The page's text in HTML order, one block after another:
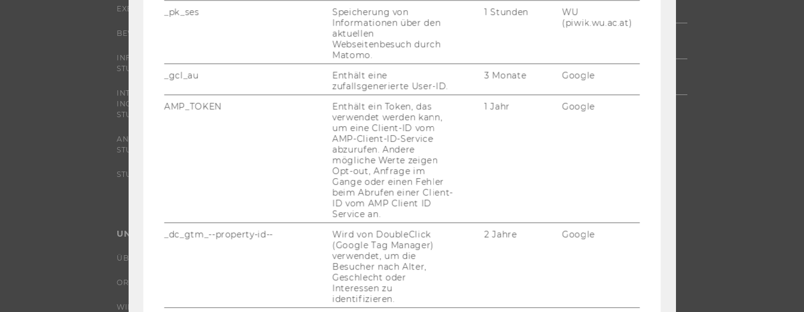
EXECUTIVE EDUCATION
BEWERBUNG UND ZULASSUNG
INFORMATIONEN FÜR
STUDIERENDE
INTERNATIONALE UND
INCOMING EXCHANGE
STUDIERENDE
ANGEBOTE FÜR SCHULEN UND
STUDIENINTERESSIERTE
STUDENT CLUBS
FORSCHUNGSINFRASTRUKTUR
UNIVERSITÄT
ÜBER DIE WU
ORGANISATION
WIRTSCHAFT UND
JOBS
JOBS
JOBPORTAL
RESEARCH CAREER
UNTERNEHMEN
_pk_ses
Speicherung von
Informationen über den
aktuellen
Webseitenbesuch durch
Matomo.
1 Stunden
WU
(piwik.wu.ac.at)
_gcl_au
Enthält eine
zufallsgenerierte User-ID.
3 Monate Google
AMP_TOKEN
Enthält ein Token, das
verwendet werden kann,
um eine Client-ID vom
AMP-Client-ID-Service
abzurufen. Andere
mögliche Werte zeigen
Opt-out, Anfrage im
Gange oder einen Fehler
beim Abrufen einer Client-
ID vom AMP Client ID
Service an.
1 Jahr Google
_dc_gtm_--property-id--
Wird von DoubleClick
(Google Tag Manager)
verwendet, um die
Besucher nach Alter,
Geschlecht oder
Interessen zu
identifizieren.
2 Jahre Google